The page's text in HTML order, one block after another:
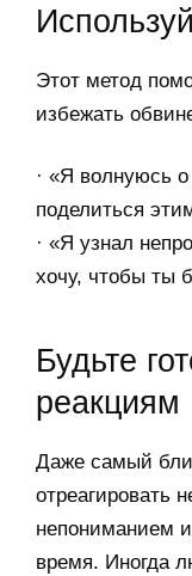
Этот метод
избежать
· «Я волнуюсь
поделиться
· «Я узнал
хочу, чтобы ты
Будьте
реакциям
Даже самый
отреагировать
непониманием
время. Иногда